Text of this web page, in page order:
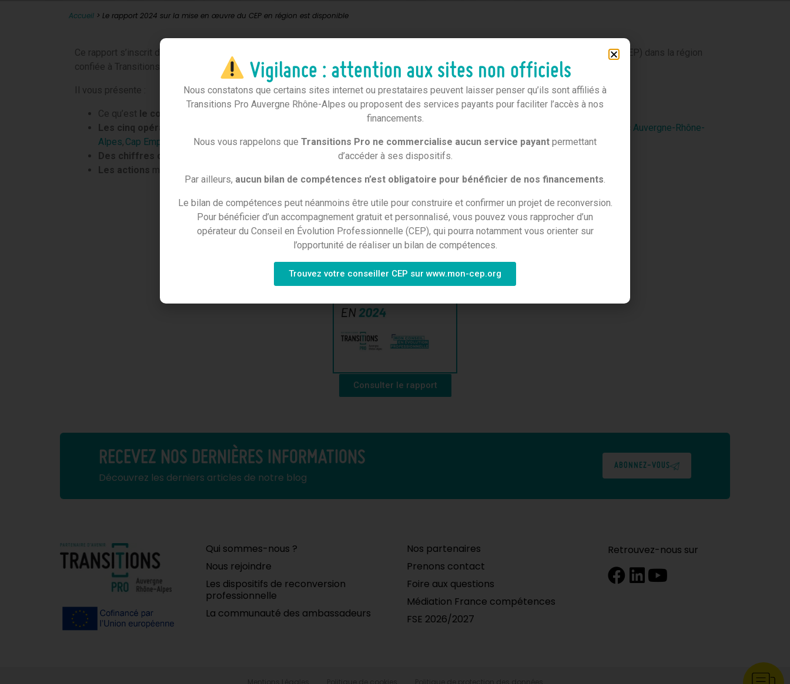
Accueil > Le rapport 2024 sur la mise en œuvre du CEP en région est disponible
Ce rapport s’inscrit dans le cadre de la mission de suivi de la mise en œuvre opérationnelle du Conseil en Evolution Professionnelle (CEP) dans la région
confiée à Transitions Pro Auvergne Rhône-Alpes depuis la loi du 5 septembre 2018.
Il vous présente :
Ce qu’est le conseil en évolution professionnelle
Les cinq opérateurs du CEP en région
Apec Auvergne-Rhône-
Alpes, Cap Emploi les Missions locales(AMILAURA) etFrance Travail
Des chiffres clés
(typologie du public ayant mobilisé ce service, motifs de sollicitation etc…)
Les actions mises en place et les
Consulter le rapport
RECEVEZ NOS DERNIÈRES INFORMATIONS
Découvrez les derniers articles de notre blog
ABONNEZ-VOUS
Qui sommes-nous ?
Nous rejoindre
Les dispositifs de reconversion
professionnelle
La communauté des ambassadeurs
Nos partenaires
Prenons contact
Foire aux questions
Médiation France compétences
FSE 2026/2027
Retrouvez-nous sur
Vigilance : attention aux sites non officiels
Nous constatons que certains sites internet ou prestataires peuvent laisser penser qu’ils sont affiliés à
Transitions Pro Auvergne Rhône-Alpes ou proposent des services payants pour faciliter l’accès à nos
financements.
Nous vous rappelons que Transitions Pro ne commercialise aucun service payant permettant
d’accéder à ses dispositifs.
Par ailleurs, aucun bilan de compétences n’est obligatoire pour bénéficier de nos financements
Le bilan de compétences peut néanmoins être utile pour construire et confirmer un projet de reconversion.
Pour bénéficier d’un accompagnement gratuit et personnalisé, vous pouvez vous rapprocher d’un
opérateur du Conseil en Évolution Professionnelle (CEP), qui pourra notamment vous orienter sur
l’opportunité de réaliser un bilan de compétences.
Trouvez votre conseiller CEP sur www.mon-cep.org